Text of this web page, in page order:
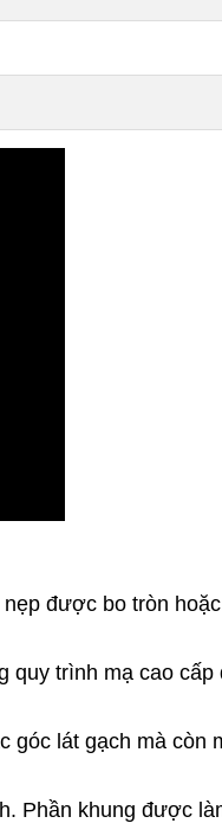
được bo tròn
trình mạ cao cấp
góc lát gạch mà còn
Phần khung được